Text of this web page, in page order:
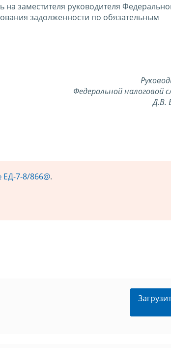
заместителя руководителя
задолженности по обязательным
Федеральной налоговой
Д.В.
7-8/866@.